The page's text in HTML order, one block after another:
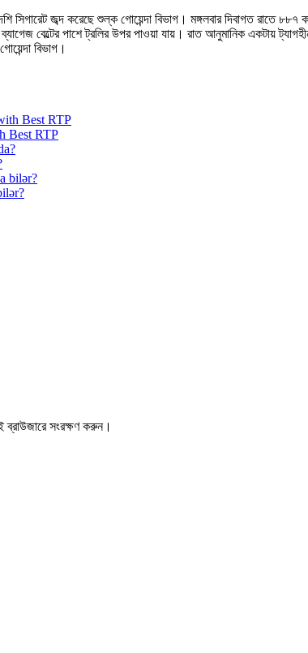
সিগারেট জব্দ করেছে শুল্ক গোয়েন্দা বিভাগ। মঙ্গলবার দিবাগত রাতে ৮৮৭
বেল্টের পাশে ট্রলির উপর পাওয়া যায়। রাত আনুমানিক একটায়
বিভাগ।
Best RTP
ব্রাউজারে সংরক্ষণ করুন।